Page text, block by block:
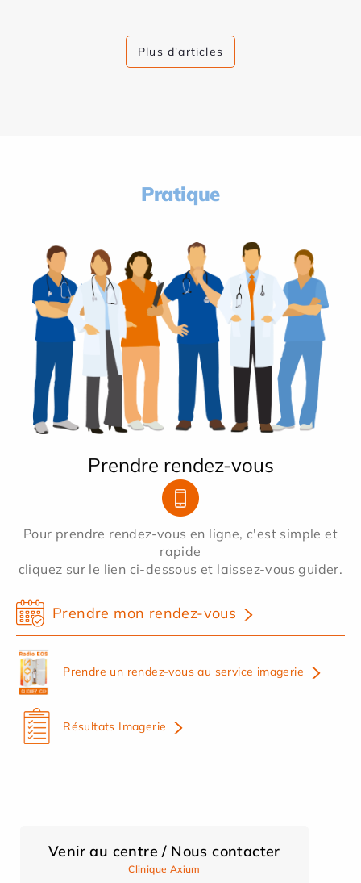
Plus d'articles
Pratique
Prendre rendez-vous
Pour prendre rendez-vous en ligne, c'est simple et
rapide
cliquez sur le lien ci-dessous et laissez-vous guider.
Prendre mon rendez-vous
Prendre un rendez-vous au service imagerie
Résultats Imagerie
Venir au centre / Nous contacter
Clinique Axium